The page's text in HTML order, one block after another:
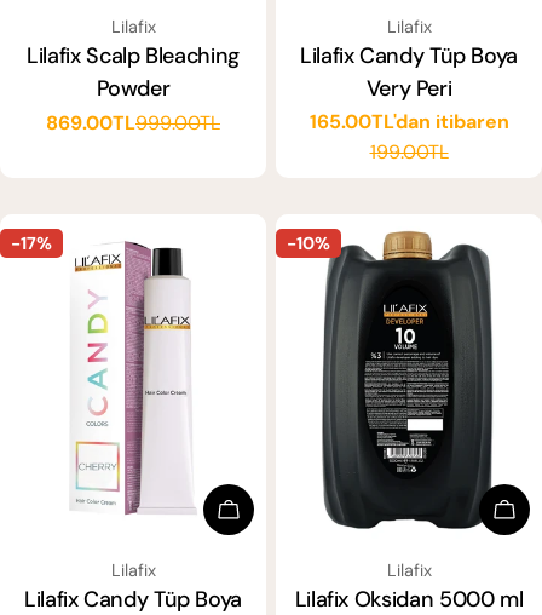
SATICI:
Lilafix
Lilafix Scalp Bleaching
Powder
Satış
869.00TLNormal
999.00TL
SATICI:
Lilafix
Lilafix Candy Tüp Boya
Very Peri
Satış
165.00TL'dan itibaren
Normal
199.00TL
-17%
Seçenekleri Seçin
SATICI:
Lilafix
Lilafix Candy Tüp Boya
-10%
SATICI:
Lilafix
Lilafix Oksidan 5000 ml